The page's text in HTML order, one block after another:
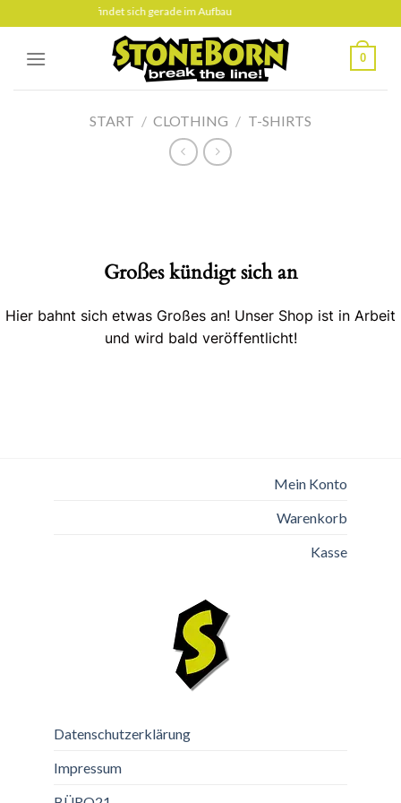
to
content
Diese Seite befindet sich gerade im Aufbau
0
START / CLOTHING / T-SHIRTS
Großes kündigt sich an
Hier bahnt sich etwas Großes an! Unser Shop ist in Arbeit
und wird bald veröffentlicht!
Mein Konto
Warenkorb
Kasse
Datenschutzerklärung
Impressum